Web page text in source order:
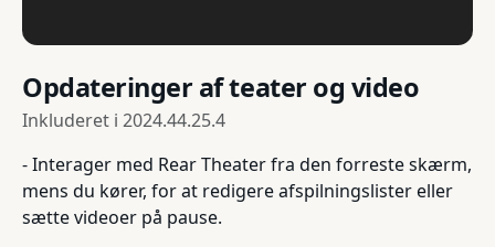
Opdateringer af teater og video
Inkluderet i 2024.44.25.4
- Interager med Rear Theater fra den forreste skærm,
mens du kører, for at redigere afspilningslister eller
sætte videoer på pause.